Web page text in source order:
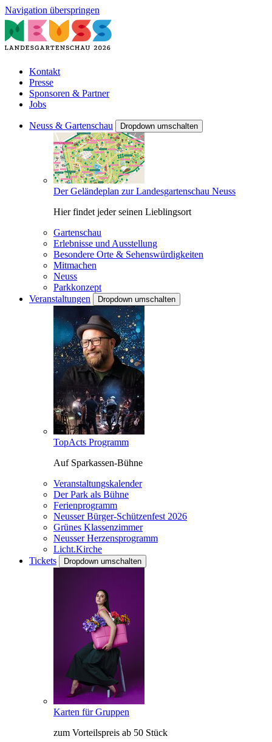
Navigation überspringen
Kontakt
Presse
Sponsoren & Partner
Jobs
Neuss & Gartenschau Dropdown umschalten
Der Geländeplan zur Landesgartenschau Neuss
Hier findet jeder seinen Lieblingsort
Gartenschau
Erlebnisse und Ausstellung
Besondere Orte & Sehenswürdigkeiten
Mitmachen
Neuss
Parkkonzept
Veranstaltungen
Dropdown umschalten
TopActs Programm
Auf Sparkassen-Bühne
Veranstaltungskalender
Der Park als Bühne
Ferienprogramm
Neusser Bürger-Schützenfest 2026
Grünes Klassenzimmer
Neusser Herzensprogramm
Licht.Kirche
Tickets
Dropdown umschalten
Karten für Gruppen
zum Vorteilspreis ab 50 Stück